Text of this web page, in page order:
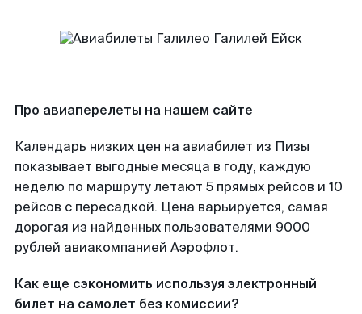
Про авиаперелеты на нашем сайте
Календарь низких цен на авиабилет из Пизы
показывает выгодные месяца в году, каждую
неделю по маршруту летают 5 прямых рейсов и 10
рейсов с пересадкой. Цена варьируется, самая
дорогая из найденных пользователями 9000
рублей авиакомпанией Аэрофлот.
Как еще сэкономить используя электронный
билет на самолет без комиссии?